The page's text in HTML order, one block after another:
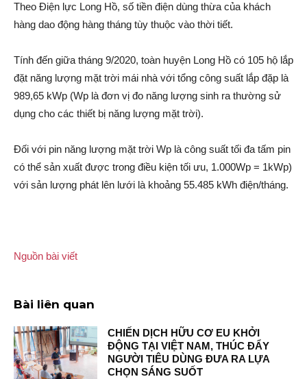
Theo Điện lực Long Hồ, số tiền điện dùng thừa của khách
hàng da‌o động hàng tháng tùy thuộc vào thời tiế‌t.
Tính đến giữa tháng 9/2020, toàn huyện Long Hồ có 105 hộ lắp
đặt năng lượng mặt trời mái nhà với tổng công suất lắp đặp là
989,65 kWp (Wp là đơn vị đo năng lượng sinh ra thường sử
dụng cho các thiết bị năng lượng mặt trời).
Đối với pin năng lượng mặt trời Wp là công suất tối đa tấm pin
có thể sản xuấ‌t được trong điều kiện tối ưu, 1.000Wp = 1kWp)
với sản lượng phát lên lưới là khoảng 55.485 kWh điện/tháng.
Nguồn bài viết
Bài liên quan
CHIẾN DỊCH HỮU CƠ EU KHỞI
ĐỘNG TẠI VIỆT NAM, THÚC ĐẨY
NGƯỜI TIÊU DÙNG ĐƯA RA LỰA
CHỌN SÁNG SUỐT